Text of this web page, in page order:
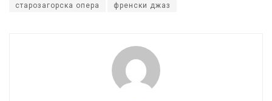
старозагорска опера френски джаз